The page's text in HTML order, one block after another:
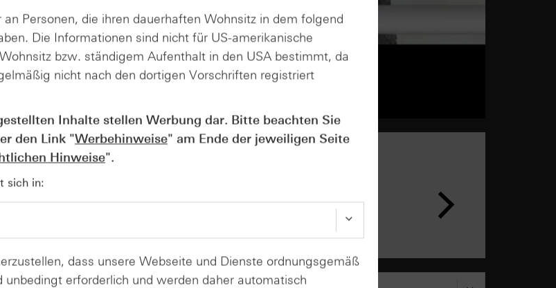
Wie lange bleibt der DAX® in
Personen, die ihren dauerhaften Wohnsitz in dem folgend
Die Informationen sind nicht für US-amerikanische
bzw. ständigem Aufenthalt in den USA bestimmt, da
nicht nach den dortigen Vorschriften registriert
Inhalte stellen Werbung dar. Bitte beachten Sie
den Link "Werbehinweise" am Ende der jeweiligen Seite
Hinweise".
sich in:
dass unsere Webseite und Dienste ordnungsgemäß
unbedingt erforderlich und werden daher automatisch